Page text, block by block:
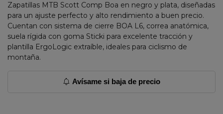
Zapatillas MTB Scott Comp Boa en negro y plata, diseñadas
para un ajuste perfecto y alto rendimiento a buen precio.
Cuentan con sistema de cierre BOA L6, correa anatómica,
suela rígida con goma Sticki para excelente tracción y
plantilla ErgoLogic extraíble, ideales para ciclismo de
montaña.
Avísame si baja de precio